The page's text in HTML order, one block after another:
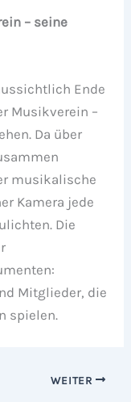
– seine
Ende
Musikverein –
Da über
musikalische
Kamera jede
Die
Mitglieder, die
spielen.
WEITER